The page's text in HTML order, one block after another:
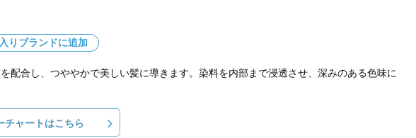
りブランドに追加
合し、つややかで美しい髪に導きます。染料を内部まで浸透させ、深みのある色味に
チャートはこちら